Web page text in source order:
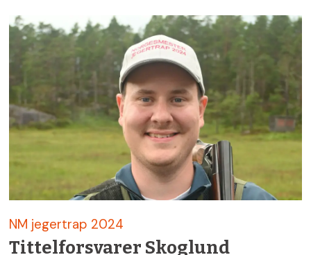
NM jegertrap 2024
Tittelforsvarer Skoglund